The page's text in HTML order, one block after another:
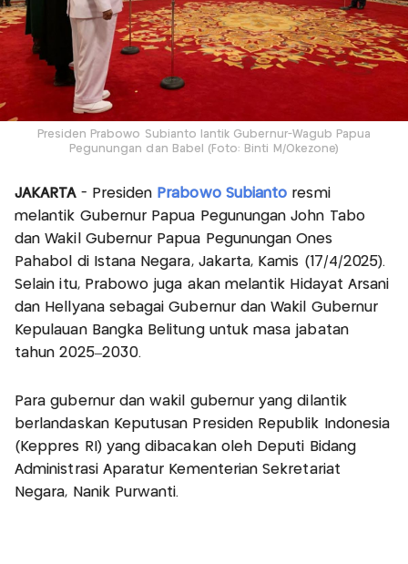
Presiden Prabowo Subianto lantik Gubernur-Wagub Papua
Pegunungan dan Babel (Foto: Binti M/Okezone)
JAKARTA- Presiden Prabowo Subianto resmi
melantik Gubernur Papua Pegunungan John Tabo
dan Wakil Gubernur Papua Pegunungan Ones
Pahabol di Istana Negara, Jakarta, Kamis (17/4/2025).
Selain itu, Prabowo juga akan melantik Hidayat Arsani
dan Hellyana sebagai Gubernur dan Wakil Gubernur
Kepulauan Bangka Belitung untuk masa jabatan
tahun 2025–2030.
Para gubernur dan wakil gubernur yang dilantik
berlandaskan Keputusan Presiden Republik Indonesia
(Keppres RI) yang dibacakan oleh Deputi Bidang
Administrasi Aparatur Kementerian Sekretariat
Negara, Nanik Purwanti.